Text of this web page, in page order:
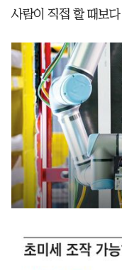
사람이 직접 할 때보